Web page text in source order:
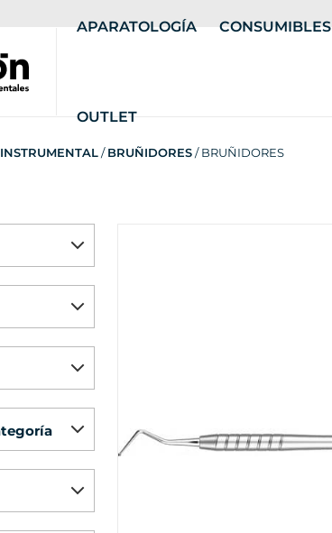
APARATOLOGÍA CONSUMIBLES
OUTLET
INSTRUMENTAL/BRUÑIDORES/ BRUÑIDORES